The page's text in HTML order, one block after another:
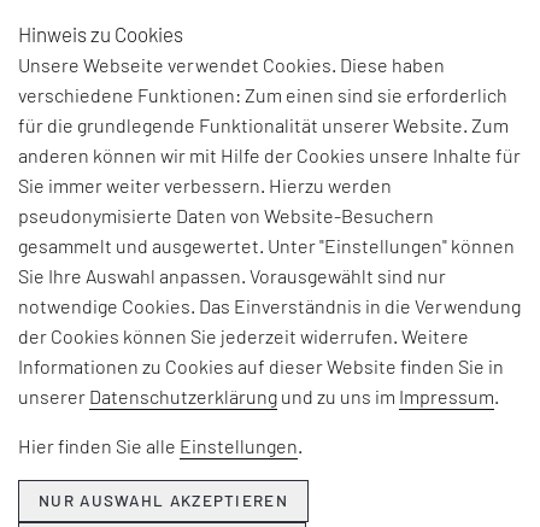
GLOSSAR
A B C D E F G
H
I
J K L M N O P
Q
R
S T U V W X Z
BEGRIFF
Kaikaku
Jap., radikale Veränderung oder
Neugestaltung ganzer Produktionseinheiten,
Hinweis zu Cookies
Unsere Webseite verwendet Cookies. Diese haben
verschiedene Funktionen: Zum einen sind sie erforderlich
für die grundlegende Funktionalität unserer Website. Zum
anderen können wir mit Hilfe der Cookies unsere Inhalte für
Sie immer weiter verbessern. Hierzu werden
pseudonymisierte Daten von Website-Besuchern
gesammelt und ausgewertet. Unter "Einstellungen" können
Sie Ihre Auswahl anpassen. Vorausgewählt sind nur
notwendige Cookies. Das Einverständnis in die Verwendung
der Cookies können Sie jederzeit widerrufen. Weitere
Informationen zu Cookies auf dieser Website finden Sie in
unserer Datenschutzerklärung und zu uns im Impressum.
Hier finden Sie alle Einstellungen.
NUR AUSWAHL AKZEPTIEREN